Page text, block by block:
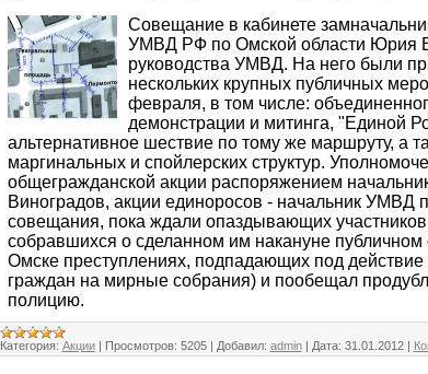
Совещание в кабинете
УМВД РФ по Омской области Юрия
руководства УМВД. На него были
нескольких крупных публичных
февраля, в том числе:
демонстрации и митинга, "Единой
альтернативное шествие по тому же маршруту, а
маргинальных и спойлерских структур.
общегражданской акции распоряжением
Виноградов, акции единоросов - начальник
совещания, пока ждали опаздывающих
собравшихся о сделанном им накануне
Омске преступлениях, подпадающих под
граждан на мирные собрания) и пообещал
полицию.
Категория: Акции | Просмотров: 5205 | Добавил: admin | Дата: 31.01.2012 |